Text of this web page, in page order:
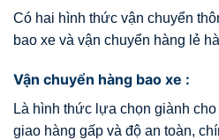
Có hai hình thức vận chuyển
bao xe và vận chuyển hàng lẻ
Vận chuyển hàng bao xe :
Là hình thức lựa chọn giành
giao hàng gấp và độ an toàn,